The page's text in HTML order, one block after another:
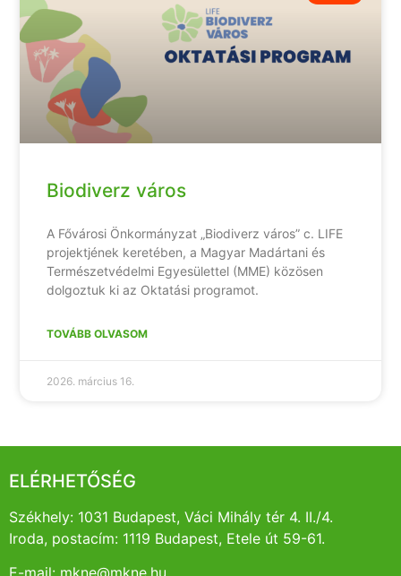
Biodiverz város
A Fővárosi Önkormányzat „Biodiverz város” c. LIFE
projektjének keretében, a Magyar Madártani és
Természetvédelmi Egyesülettel (MME) közösen
dolgoztuk ki az Oktatási programot.
TOVÁBB OLVASOM
2026. március 16.
ELÉRHETŐSÉG
Székhely: 1031 Budapest, Váci Mihály tér 4. II./4.
Iroda, postacím: 1119 Budapest, Etele út 59-61.